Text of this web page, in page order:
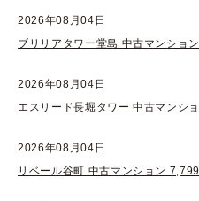
2026年08月04日
ブリリアタワー堂島 中古マンショ
2026年08月04日
エスリード長堀タワー 中古マンシ
2026年08月04日
リベール谷町 中古マンション